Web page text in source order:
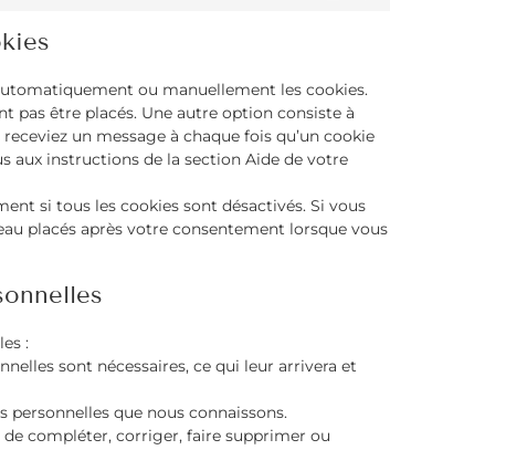
ou manuellement les cookies.
pas être placés. Une autre option consiste à
un message à chaque fois qu’un cookie
aux instructions de la section Aide de votre
si tous les cookies sont désactivés. Si vous
placés après votre consentement lorsque vous
:
sont nécessaires, ce qui leur arrivera et
personnelles que nous connaissons.
compléter, corriger, faire supprimer ou